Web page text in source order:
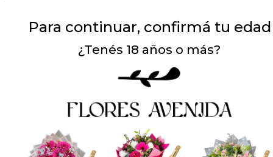
Para continuar, confirmá tu edad
¿Tenés 18 años o más?